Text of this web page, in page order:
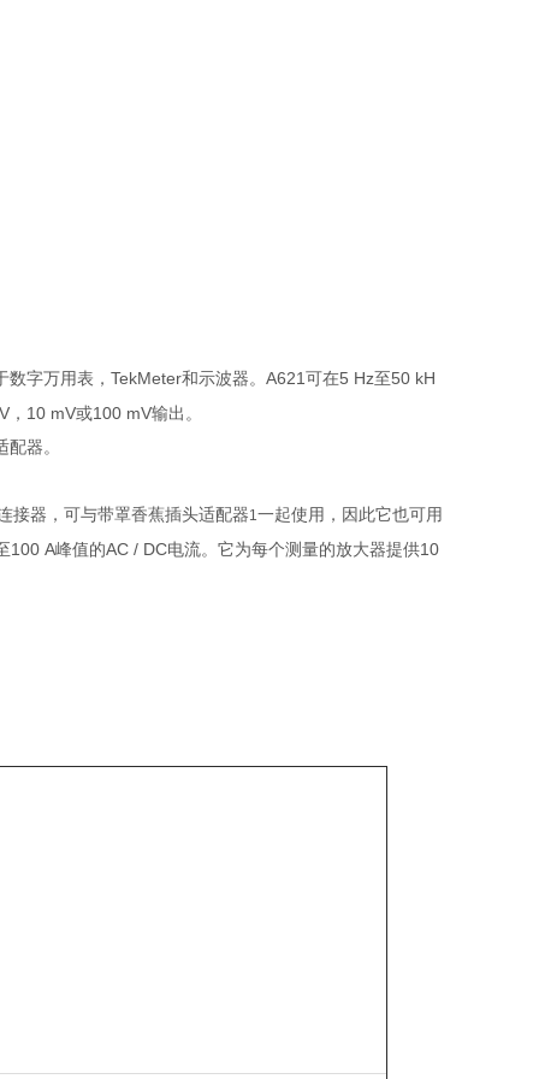
数字万用表，TekMeter和示波器。A621可在5 Hz至50 kH
10 mV或100 mV输出。
器。
接器，可与带罩香蕉插头适配器1一起使用，因此它也可用
A峰值的AC / DC电流。它为每个测量的放大器提供10